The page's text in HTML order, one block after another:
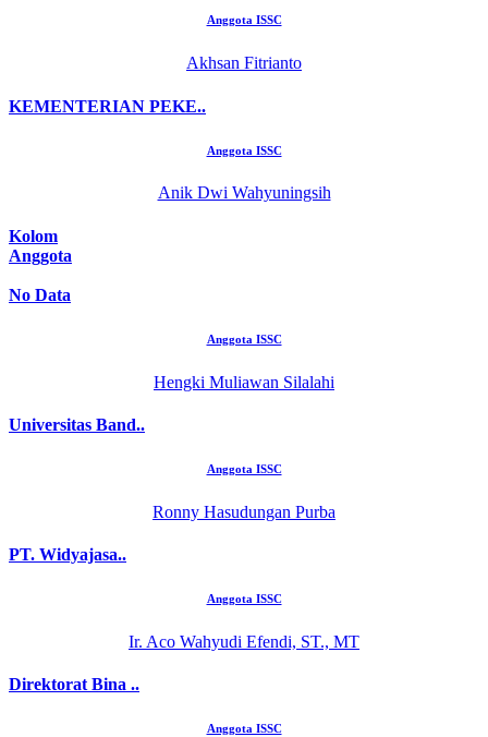
Anggota ISSC
Akhsan Fitrianto
KEMENTERIAN PEKE..
Anggota ISSC
Anik Dwi Wahyuningsih
Kolom
Anggota
No Data
Anggota ISSC
Hengki Muliawan Silalahi
Universitas Band..
Anggota ISSC
Ronny Hasudungan Purba
PT. Widyajasa..
Anggota ISSC
Ir. Aco Wahyudi Efendi, ST., MT
Direktorat Bina ..
Anggota ISSC